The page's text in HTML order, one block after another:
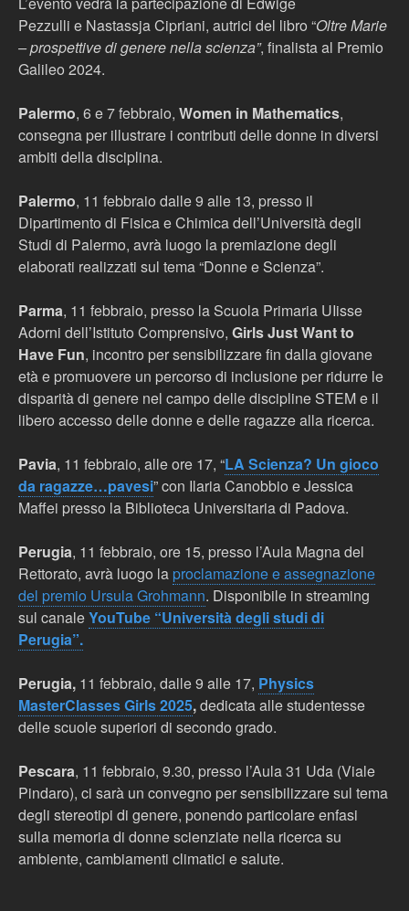
Pezzulli e Nastassja Cipriani, autrici del libro “Oltre Marie
– prospettive di genere nella scienza”, finalista al Premio
Galileo 2024.
Palermo, 6 e 7 febbraio, Women in Mathematics,
consegna per illustrare i contributi delle donne in diversi
ambiti della disciplina.
Palermo, 11 febbraio dalle 9 alle 13, presso il
Dipartimento di Fisica e Chimica dell’Università degli
Studi di Palermo, avrà luogo la premiazione degli
elaborati realizzati sul tema “Donne e Scienza”.
Parma, 11 febbraio, presso la Scuola Primaria UIisse
Adorni dell’Istituto Comprensivo, Girls Just Want to
Have Fun, incontro per sensibilizzare fin dalla giovane
età e promuovere un percorso di inclusione per ridurre le
disparità di genere nel campo delle discipline STEM e il
libero accesso delle donne e delle ragazze alla ricerca.
Pavia, 11 febbraio, alle ore 17, “LA Scienza? Un gioco
da ragazze…pavesi” con Ilaria Canobbio e Jessica
Maffei presso la Biblioteca Universitaria di Padova.
Perugia, 11 febbraio, ore 15, presso l’Aula Magna del
Rettorato, avrà luogo la proclamazione e assegnazione
del premio Ursula Grohmann. Disponibile in streaming
sul canaleYouTube “Università degli studi di
Perugia”.
Perugia, 11 febbraio, dalle 9 alle 17, Physics
MasterClasses Girls 2025,dedicata alle studentesse
delle scuole superiori di secondo grado.
Pescara, 11 febbraio, 9.30, presso l’Aula 31 Uda (Viale
Pindaro), ci sarà un convegno per sensibilizzare sul tema
degli stereotipi di genere, ponendo particolare enfasi
sulla memoria di donne scienziate nella ricerca su
ambiente, cambiamenti climatici e salute.